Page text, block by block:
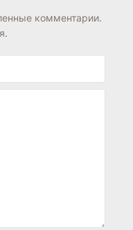
комментарии.